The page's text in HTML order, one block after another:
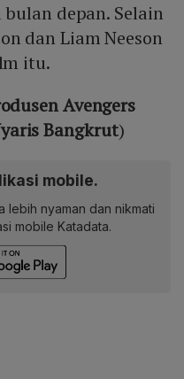
depan. Selain
dan Liam Neeson
itu.
Avengers
Bangkrut)
mobile.
lebih nyaman dan nikmati
mobile Katadata.